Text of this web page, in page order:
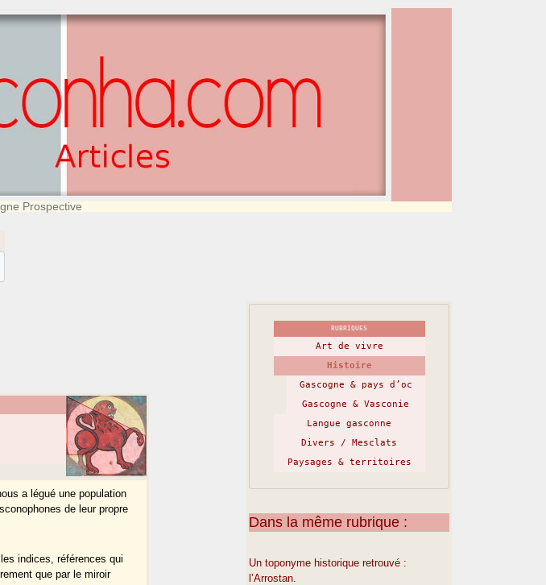
Prospective
a légué une population
de leur propre
indices, références qui
que par le miroir
RUBRIQUES
Art de vivre
Histoire
Gascogne & pays d’oc
Gascogne & Vasconie
Langue gasconne
Divers / Mesclats
Paysages & territoires
Dans la même rubrique :
Un toponyme historique retrouvé :
l’Arrostan.